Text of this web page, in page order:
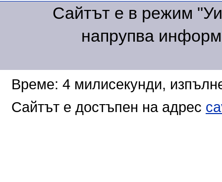
Сайтът е в режим
напрупва
Време: 4 милисекунди,
Сайтът е достъпен на адрес